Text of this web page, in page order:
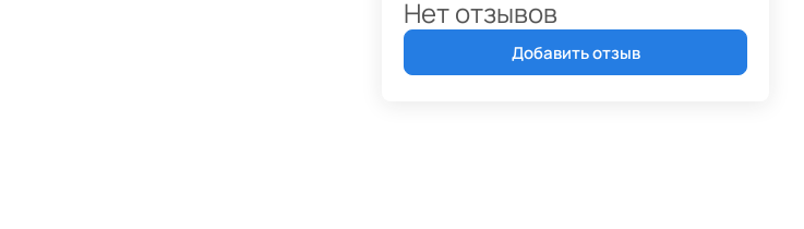
Нет отзывов
Добавить отзыв